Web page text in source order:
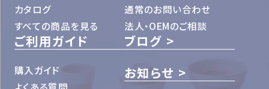
カタログ
すべての商品を見る
通常のお問い合わせ
法人・OEMのご相談
ご利用ガイド
購入ガイド
ブログ
お知らせ